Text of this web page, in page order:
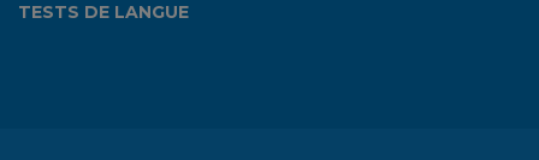
TESTS DE LANGUE